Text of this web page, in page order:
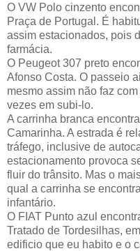
O VW Polo cinzento
Praça de Portugal. É
assim estacionados, pois
farmácia.
O Peugeot 307 preto
Afonso Costa. O passeio
mesmo assim não faz
vezes em subi-lo.
A carrinha branca
Camarinha. A estrada é
tráfego, inclusive de
estacionamento provoca
fluir do trânsito. Mas o
qual a carrinha se
infantário.
O FIAT Punto azul
Tratado de Tordesilhas,
edificio que eu habito e o